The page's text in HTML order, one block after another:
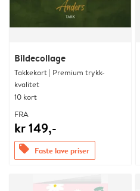
Bildecollage
Takkekort | Premium trykk-
kvalitet
10 kort
FRA
kr 149,-
offers Faste lave priser